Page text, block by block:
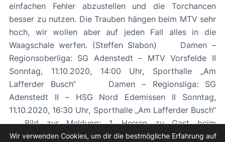
einfachen Fehler abzustellen und die Torchancen
besser zu nutzen. Die Trauben hängen beim MTV sehr
hoch, wir wollen aber auf jeden Fall alles in die
Waagschale werfen. (Steffen Slabon) Damen –
Regionsoberliga: SG Adenstedt – MTV Vorsfelde II
Sonntag, 11.10.2020, 14:00 Uhr, Sporthalle „Am
Lafferder Busch“ Damen – Regionsliga: SG
Adenstedt II – HSG Nord Edemissen II Sonntag,
11.10.2020, 16:30 Uhr, Sporthalle „Am Lafferder Busch“
Bild zur Meldung: 1. Herren zu Gast beim
Aufstiegsfavoriten
Wir verwenden Cookies, um dir die bestmögliche Erfahrung auf